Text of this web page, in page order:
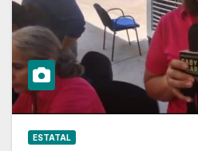
ESTATAL